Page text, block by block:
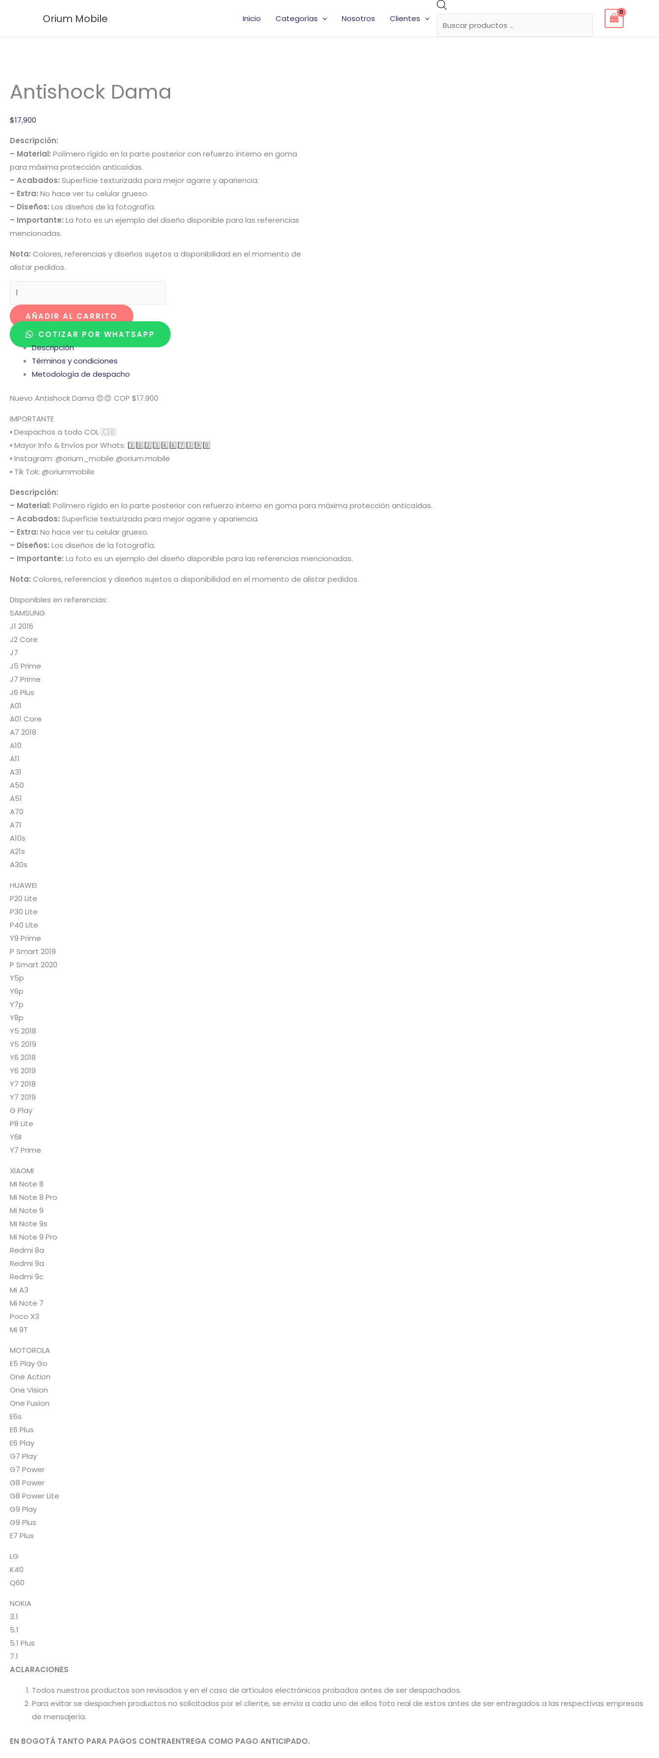
Orium Mobile Inicio Categorías Nosotros Clientes
productos
Antishock Dama
$17,900
Descripción:
– Material: Polímero rígido en la parte posterior con refuerzo interno en goma
para máxima protección anticaídas.
– Acabados: Superficie texturizada para mejor agarre y apariencia.
– Extra: No hace ver tu celular grueso.
– Diseños: Los diseños de la fotografía.
– Importante: La foto es un ejemplo del diseño disponible para las referencias
mencionadas.
Nota: Colores, referencias y diseños sujetos a disponibilidad en el momento de
alistar pedidos.
AÑADIR AL CARRITO
COTIZAR POR WHATSAPP
Descripción
Términos y condiciones
Metodología de despacho
Nuevo Antishock Dama 😍😍 COP $17.900
IMPORTANTE
▪️ Despachos a todo COL 🇨🇴
▪️ Mayor Info & Envíos por Whats: 3️⃣0️⃣2️⃣3️⃣6️⃣6️⃣7️⃣3️⃣9️⃣0️⃣
▪️ Instagram: @orium_mobile @orium.mobile
▪️ Tik Tok: @oriummobile
Descripción:
– Material: Polímero rígido en la parte posterior con refuerzo interno en goma para máxima protección anticaídas.
– Acabados: Superficie texturizada para mejor agarre y apariencia.
– Extra: No hace ver tu celular grueso.
– Diseños: Los diseños de la fotografía.
– Importante: La foto es un ejemplo del diseño disponible para las referencias mencionadas.
Nota: Colores, referencias y diseños sujetos a disponibilidad en el momento de alistar pedidos.
Disponibles en referencias:
SAMSUNG
J1 2016
J2 Core
J7
J5 Prime
J7 Prime
J6 Plus
A01
A01 Core
A7 2018
A10
A11
A31
A50
A51
A70
A71
A10s
A21s
A30s
HUAWEI
P20 Lite
P30 Lite
P40 Lite
Y9 Prime
P Smart 2019
P Smart 2020
Y5p
Y6p
Y7p
Y8p
Y5 2018
Y5 2019
Y6 2018
Y6 2019
Y7 2018
Y7 2019
G Play
P8 Lite
Y6II
Y7 Prime
XIAOMI
Mi Note 8
Mi Note 8 Pro
Mi Note 9
Mi Note 9s
Mi Note 9 Pro
Redmi 8a
Redmi 9a
Redmi 9c
Mi A3
Mi Note 7
Poco X3
Mi 9T
MOTOROLA
E5 Play Go
One Action
One Vision
One Fusion
E6s
E6 Plus
E6 Play
G7 Play
G7 Power
G8 Power
G8 Power Lite
G9 Play
G9 Plus
E7 Plus
LG
K40
Q60
NOKIA
3.1
5.1
5.1 Plus
7.1
ACLARACIONES
Todos nuestros productos son revisados y en el caso de artículos electrónicos probados antes de ser despachados.
Para evitar se despachen productos no solicitados por el cliente, se envía a cada uno de ellos foto real de estos antes de ser entregados a las respectivas empresas
de mensajería.
EN BOGOTÁ TANTO PARA PAGOS CONTRAENTREGA COMO PAGO ANTICIPADO.